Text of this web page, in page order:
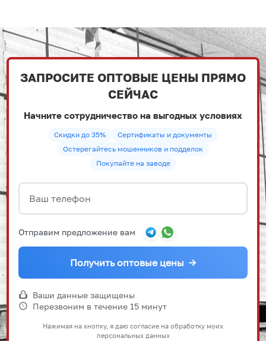
ЗАПРОСИТЕ ОПТОВЫЕ ЦЕНЫ ПРЯМО
СЕЙЧАС
Начните сотрудничество на выгодных условиях
Скидки до 35%
Сертификаты и документы
Остерегайтесь мошенников и подделок
Покупайте на заводе
Отправим предложение вам
Получить оптовые цены →
Ваши данные защищены
Перезвоним в течение 15 минут
Нажимая на кнопку, я даю согласие на обработку моих
персональных данных